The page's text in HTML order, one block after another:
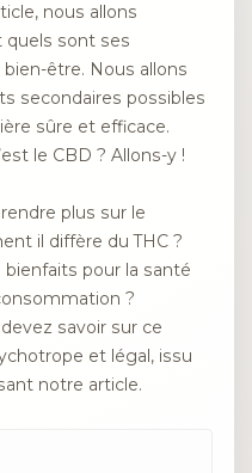
nous allons
quels sont ses
être. Nous allons
secondaires possibles
sûre et efficace.
le CBD ? Allons-y !
plus sur le
il diffère du THC ?
pour la santé
?
savoir sur ce
et légal, issu
notre article.